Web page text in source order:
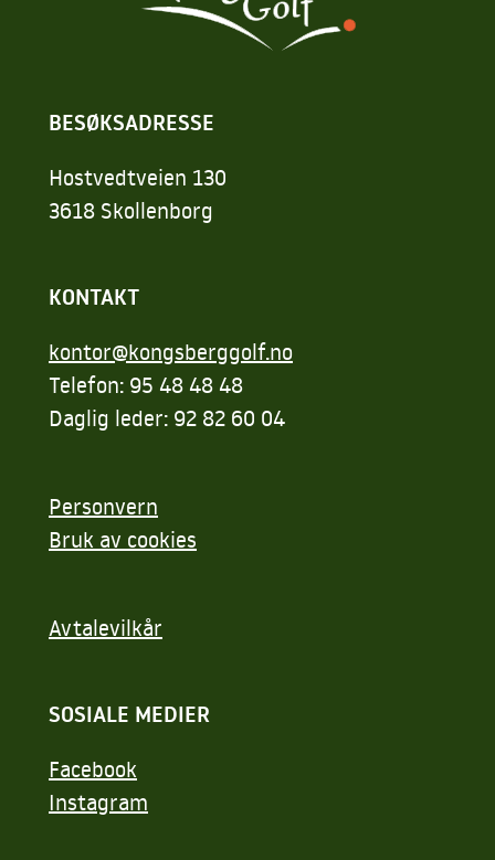
BESØKSADRESSE
Hostvedtveien 130
3618 Skollenborg
KONTAKT
kontor@kongsberggolf.no
Telefon: 95 48 48 48
Daglig leder: 92 82 60 04
Personvern
Bruk av cookies
Avtalevilkår
SOSIALE MEDIER
Facebook
Instagram